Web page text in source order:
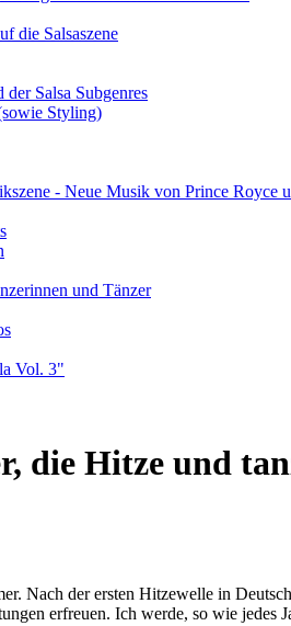
die Salsaszene
Salsa Subgenres
Styling)
- Neue Musik von Prince Royce
und Tänzer
Vol. 3"
die Hitze und
Nach der ersten Hitzewelle in
erfreuen. Ich werde, so wie